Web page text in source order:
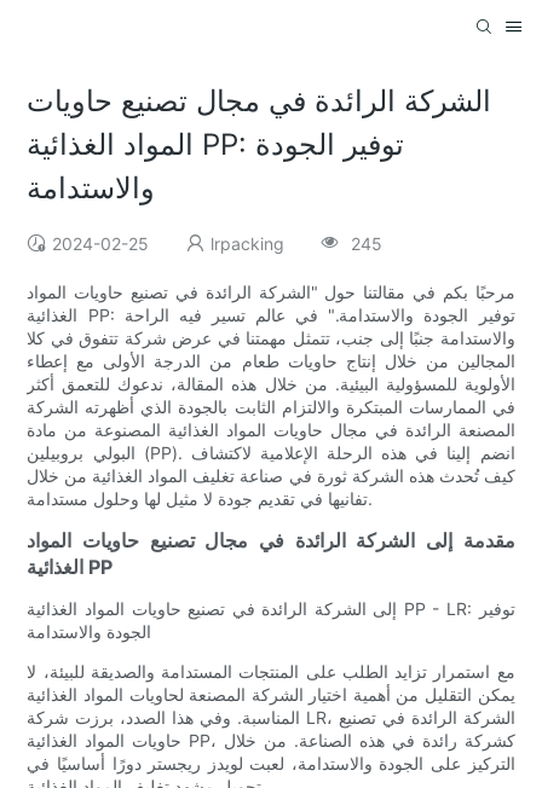
الشركة الرائدة في مجال تصنيع حاويات
المواد الغذائية PP: توفير الجودة
والاستدامة
2024-02-25 lrpacking 245
مرحبًا بكم في مقالتنا حول "الشركة الرائدة في تصنيع حاويات المواد
الغذائية PP: توفير الجودة والاستدامة." في عالم تسير فيه الراحة
والاستدامة جنبًا إلى جنب، تتمثل مهمتنا في عرض شركة تتفوق في كلا
المجالين من خلال إنتاج حاويات طعام من الدرجة الأولى مع إعطاء
الأولوية للمسؤولية البيئية. من خلال هذه المقالة، ندعوك للتعمق أكثر
في الممارسات المبتكرة والالتزام الثابت بالجودة الذي أظهرته الشركة
المصنعة الرائدة في مجال حاويات المواد الغذائية المصنوعة من مادة
البولي بروبيلين (PP). انضم إلينا في هذه الرحلة الإعلامية لاكتشاف
كيف تُحدث هذه الشركة ثورة في صناعة تغليف المواد الغذائية من خلال
تفانيها في تقديم جودة لا مثيل لها وحلول مستدامة.
مقدمة إلى الشركة الرائدة في مجال تصنيع حاويات المواد
الغذائية PP
إلى الشركة الرائدة في تصنيع حاويات المواد الغذائية PP - LR: توفير
الجودة والاستدامة
مع استمرار تزايد الطلب على المنتجات المستدامة والصديقة للبيئة، لا
يمكن التقليل من أهمية اختيار الشركة المصنعة لحاويات المواد الغذائية
المناسبة. وفي هذا الصدد، برزت شركة LR، الشركة الرائدة في تصنيع
حاويات المواد الغذائية PP، كشركة رائدة في هذه الصناعة. من خلال
التركيز على الجودة والاستدامة، لعبت لويدز ريجستر دورًا أساسيًا في